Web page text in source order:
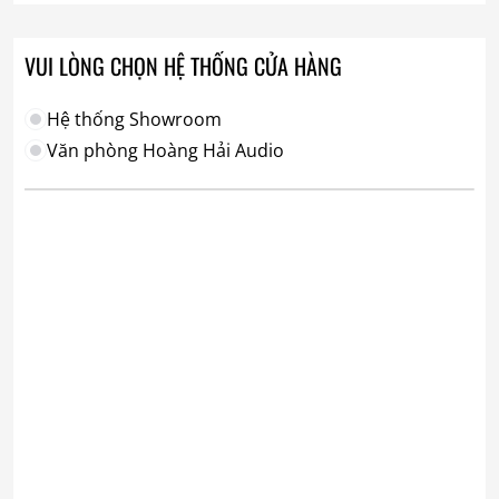
VUI LÒNG CHỌN HỆ THỐNG CỬA HÀNG
Hệ thống Showroom
Văn phòng Hoàng Hải Audio